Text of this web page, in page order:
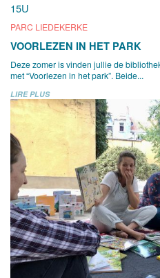
15U
PARC LIEDEKERKE
VOORLEZEN IN HET PARK
Deze zomer is vinden jullie de
met “Voorlezen in het park”. Beide...
LIRE PLUS